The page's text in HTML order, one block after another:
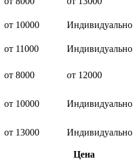
от 10000
Индивидуально
от 11000
Индивидуально
от 8000 от 12000
от 10000 Индивидуально
от 13000 Индивидуально
Цена